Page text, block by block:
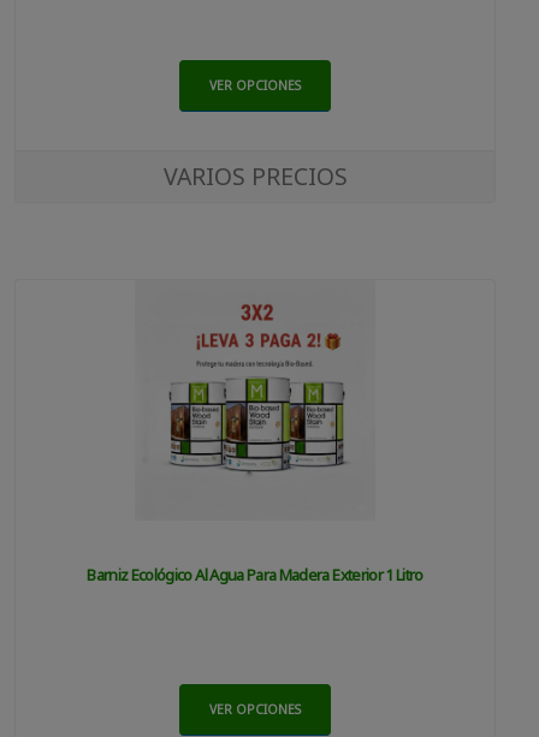
VER OPCIONES
VARIOS PRECIOS
Barniz Ecológico Al Agua Para Madera Exterior 1 Litro
VER OPCIONES